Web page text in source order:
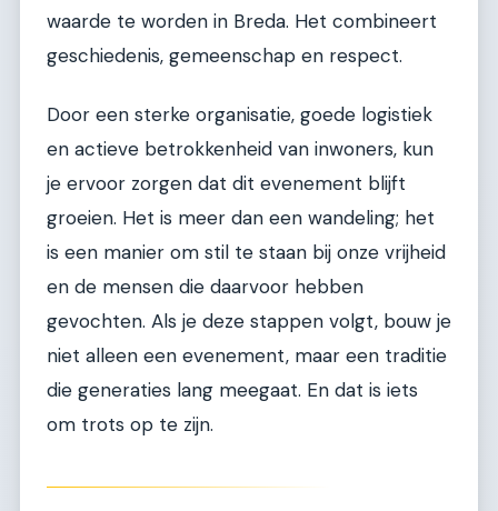
waarde te worden in Breda. Het combineert
geschiedenis, gemeenschap en respect.
Door een sterke organisatie, goede logistiek
en actieve betrokkenheid van inwoners, kun
je ervoor zorgen dat dit evenement blijft
groeien. Het is meer dan een wandeling; het
is een manier om stil te staan bij onze vrijheid
en de mensen die daarvoor hebben
gevochten. Als je deze stappen volgt, bouw je
niet alleen een evenement, maar een traditie
die generaties lang meegaat. En dat is iets
om trots op te zijn.